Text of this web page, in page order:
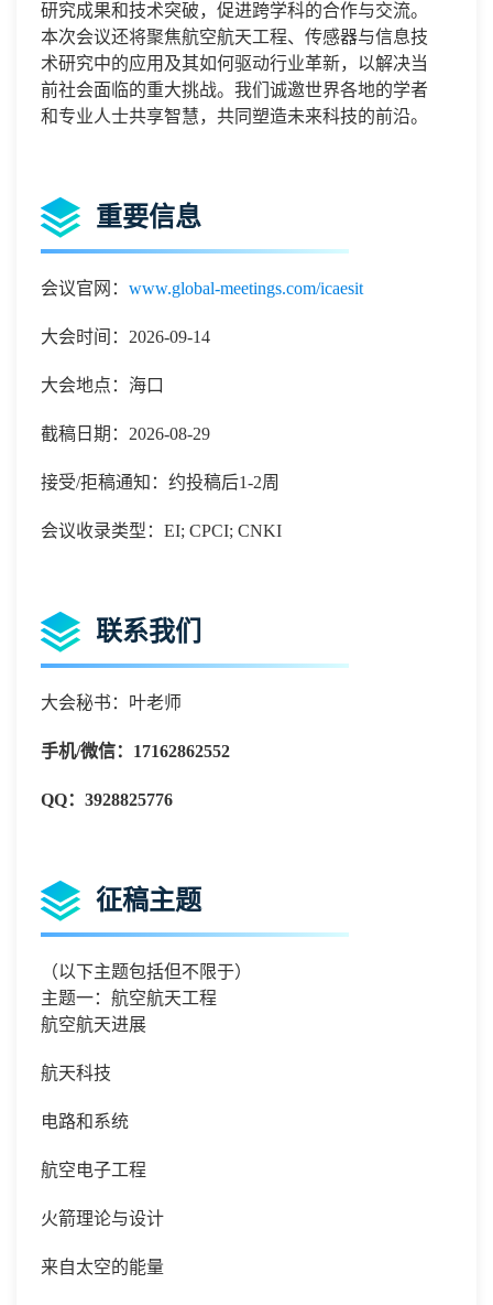
研究成果和技术突破，促进跨学科的合作与交流。
本次会议还将聚焦航空航天工程、传感器与信息技
术研究中的应用及其如何驱动行业革新，以解决当
前社会面临的重大挑战。我们诚邀世界各地的学者
和专业人士共享智慧，共同塑造未来科技的前沿。
重要信息
会议官网： www.global-meetings.com/icaesit
大会时间：2026-09-14
大会地点：海口
截稿日期：2026-08-29
接受/拒稿通知：约投稿后1-2周
会议收录类型：EI; CPCI; CNKI
联系我们
大会秘书：叶老师
手机/微信： 17162862552
QQ： 3928825776
征稿主题
（以下主题包括但不限于）
主题一：航空航天工程
航空航天进展
航天科技
电路和系统
航空电子工程
火箭理论与设计
来自太空的能量